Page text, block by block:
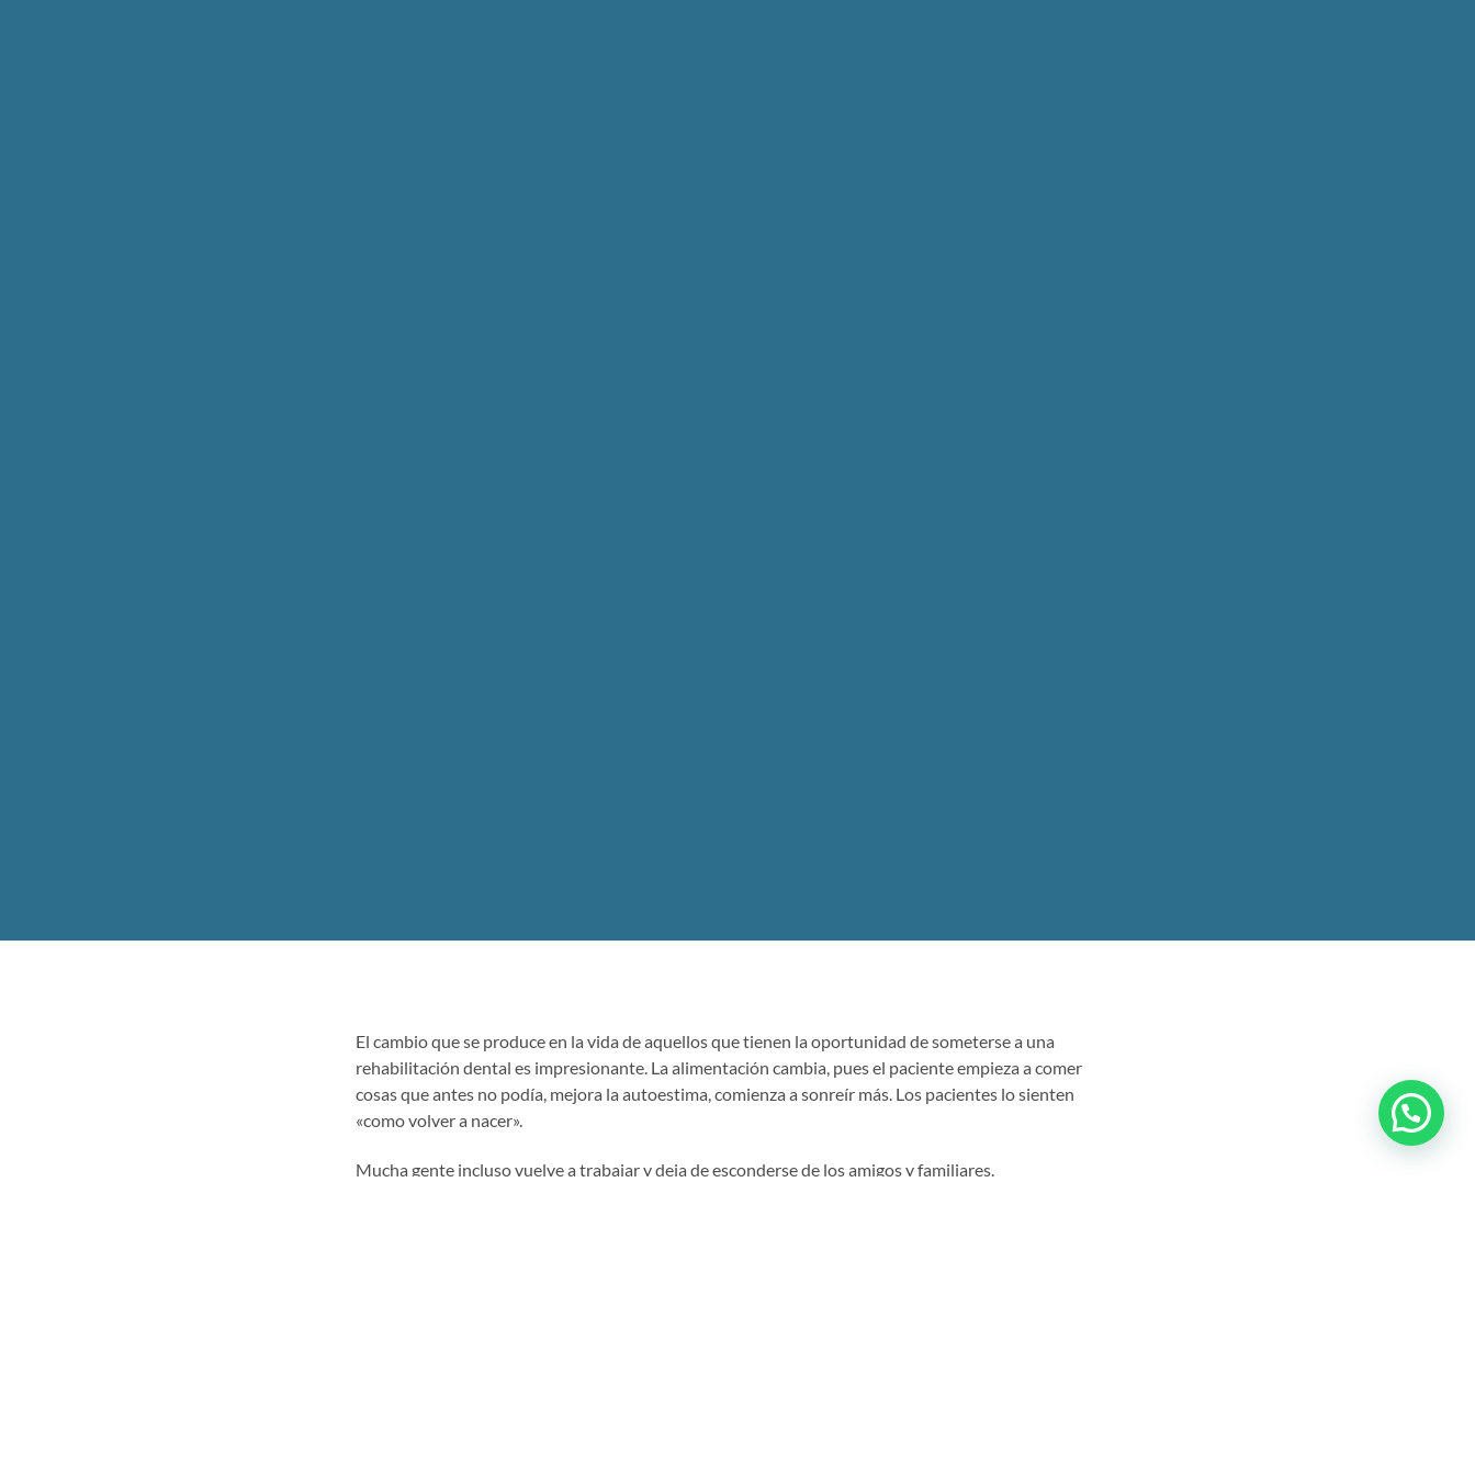
El cambio que se produce en la vida de aquellos que tienen la oportunidad de someterse a una
rehabilitación dental es impresionante. La alimentación cambia, pues el paciente empieza a comer
cosas que antes no podía, mejora la autoestima, comienza a sonreír más. Los pacientes lo sienten
«como volver a nacer».
Mucha gente incluso vuelve a trabajar y deja de esconderse de los amigos y familiares.